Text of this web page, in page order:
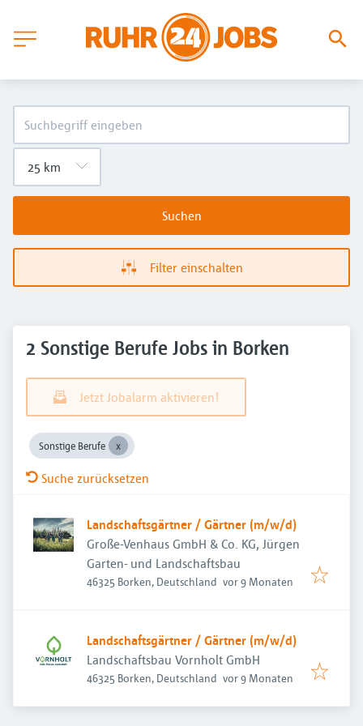
Suchen
Filter einschalten
2 Sonstige Berufe Jobs in Borken
Jetzt Jobalarm aktivieren!
Sonstige Berufe
Suche zurücksetzen
Landschaftsgärtner / Gärtner (m/w/d)
Große-Venhaus GmbH & Co. KG, Jürgen
Garten- und Landschaftsbau
46325 Borken, Deutschland Veröffentlicht:
vor 9 Monaten
Landschaftsgärtner / Gärtner (m/w/d)
Landschaftsbau Vornholt GmbH
46325 Borken, Deutschland Veröffentlicht:
vor 9 Monaten